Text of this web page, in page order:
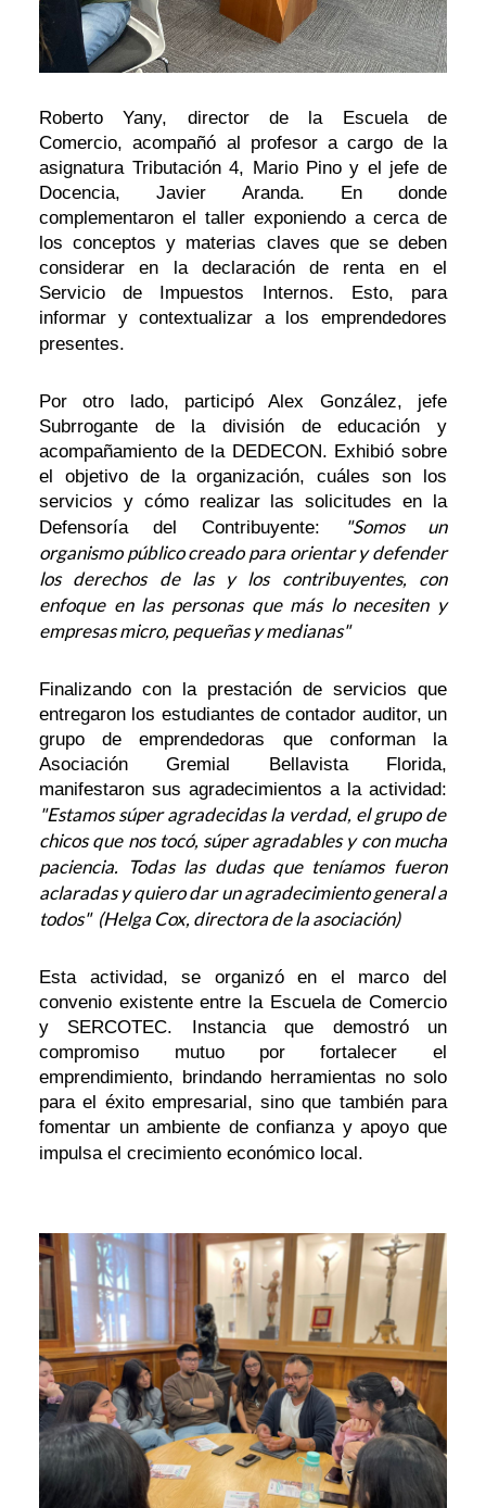
Roberto Yany, director de la Escuela de
Comercio, acompañó al profesor a cargo de la
asignatura Tributación 4, Mario Pino y el jefe de
Docencia, Javier Aranda. En donde
complementaron el taller exponiendo a cerca de
los conceptos y materias claves que se deben
considerar en la declaración de renta en el
Servicio de Impuestos Internos. Esto, para
informar y contextualizar a los emprendedores
presentes.
Por otro lado, participó Alex González, jefe
Subrrogante de la división de educación y
acompañamiento de la DEDECON. Exhibió sobre
el objetivo de la organización, cuáles son los
servicios y cómo realizar las solicitudes en la
Defensoría del Contribuyente:
"Somos un
organismo público creado para orientar y defender
los derechos de las y los contribuyentes, con
enfoque en las personas que más lo necesiten y
empresas micro, pequeñas y medianas"
Finalizando con la prestación de servicios que
entregaron los estudiantes de contador auditor, un
grupo de emprendedoras que conforman la
Asociación Gremial Bellavista Florida,
manifestaron sus agradecimientos a la actividad:
"Estamos súper agradecidas la verdad, el grupo de
chicos que nos tocó, súper agradables y con mucha
paciencia. Todas las dudas que teníamos fueron
aclaradas y quiero dar un agradecimiento general a
todos" (Helga Cox, directora de la asociación)
Esta actividad, se organizó en el marco del
convenio existente entre la Escuela de Comercio
y SERCOTEC. Instancia que demostró un
compromiso mutuo por fortalecer el
emprendimiento, brindando herramientas no solo
para el éxito empresarial, sino que también para
fomentar un ambiente de confianza y apoyo que
impulsa el crecimiento económico local.